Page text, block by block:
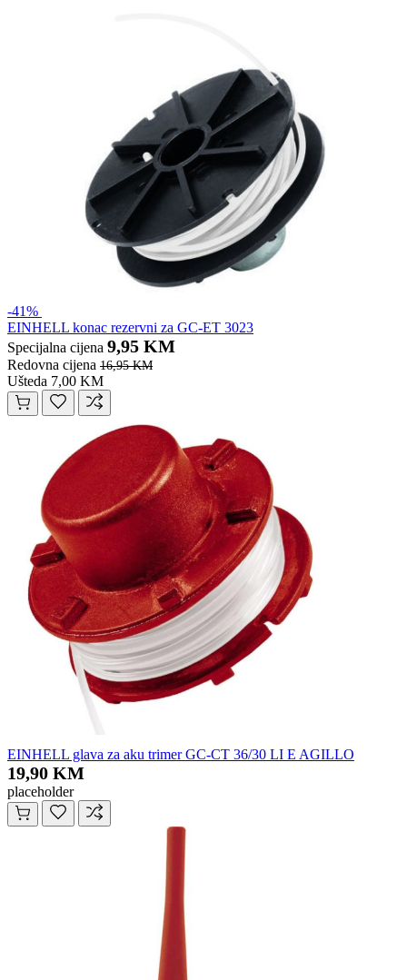
-41%
EINHELL konac rezervni za GC-ET 3023
Specijalna cijena 9,95 KM
Redovna cijena 16,95 KM
Ušteda 7,00 KM
EINHELL glava za aku trimer GC-CT 36/30 LI E AGILLO
19,90 KM
placeholder